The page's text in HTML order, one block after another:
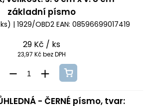
základní písmo
| 1929/OBD2 EAN: 08596699017419
29 Kč / ks
23,97 Kč bez DPH
- ČERNÉ písmo, tvar: